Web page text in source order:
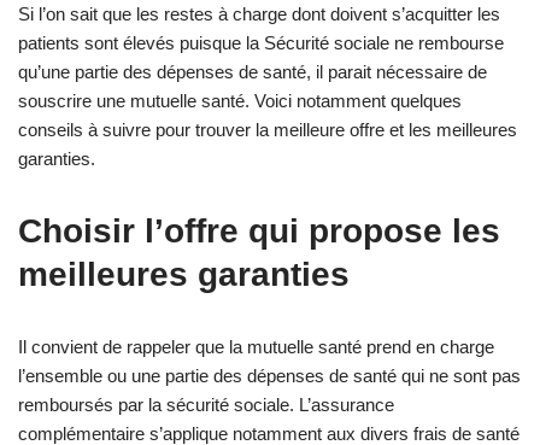
Si l’on sait que les restes à charge dont doivent s’acquitter les
patients sont élevés puisque la Sécurité sociale ne rembourse
qu’une partie des dépenses de santé, il parait nécessaire de
souscrire une mutuelle santé. Voici notamment quelques
conseils à suivre pour trouver la meilleure offre et les meilleures
garanties.
Choisir l’offre qui propose les
meilleures garanties
Il convient de rappeler que la mutuelle santé prend en charge
l’ensemble ou une partie des dépenses de santé qui ne sont pas
remboursés par la sécurité sociale. L’assurance
complémentaire s’applique notamment aux divers frais de santé